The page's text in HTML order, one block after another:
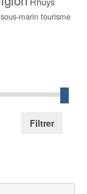
sous-marin tourisme
Filtrer